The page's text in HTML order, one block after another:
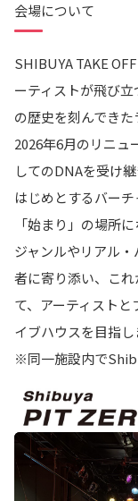
会場について
SHIBUYA TAKE
ーティストが飛び
の歴史を刻んできた
2026年6月のリニュ
してのDNAを受け
はじめとするバー
「始まり」の場所に
ジャンルやリアル
者に寄り添い、こ
て、アーティスト
イブハウスを目指し
※同一施設内で